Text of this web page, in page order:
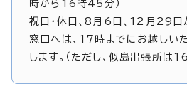
時から16時45分）
祝日・休日、8月6日、12月29
窓口へは、17時までにお越しい
します。（ただし、似島出張所は